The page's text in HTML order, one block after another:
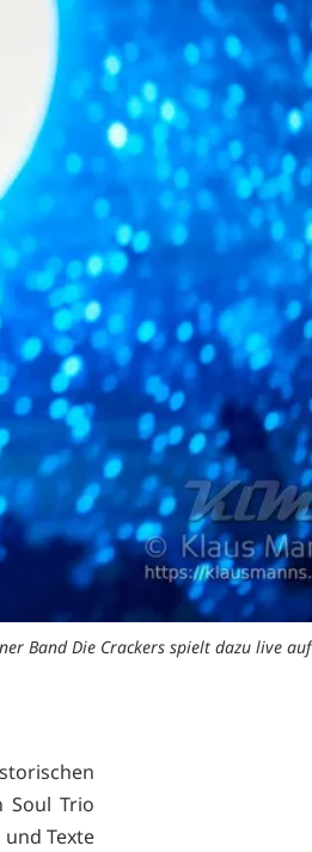
Band Die Crackers spielt dazu live
Soul Trio
Texte